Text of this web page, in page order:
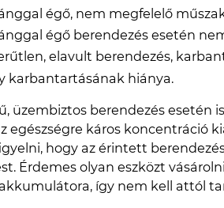
égő, nem megfelelő
égő berendezés esetén
elavult berendezés,
karbantartásának hiánya.
üzembiztos berendezés esetén
egészségre káros koncentráció
hogy az érintett
Érdemes olyan eszközt
így nem kell attól